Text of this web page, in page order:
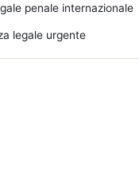
penale internazionale
legale urgente